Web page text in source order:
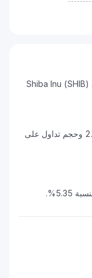
بيزو تشيلي هي عملة رقمية يمكن تحويلها إلى Shiba Inu (SHIB)
Shiba Inu لديها قيمة سوقية تبلغ $2.52T CLP وحجم تداول على